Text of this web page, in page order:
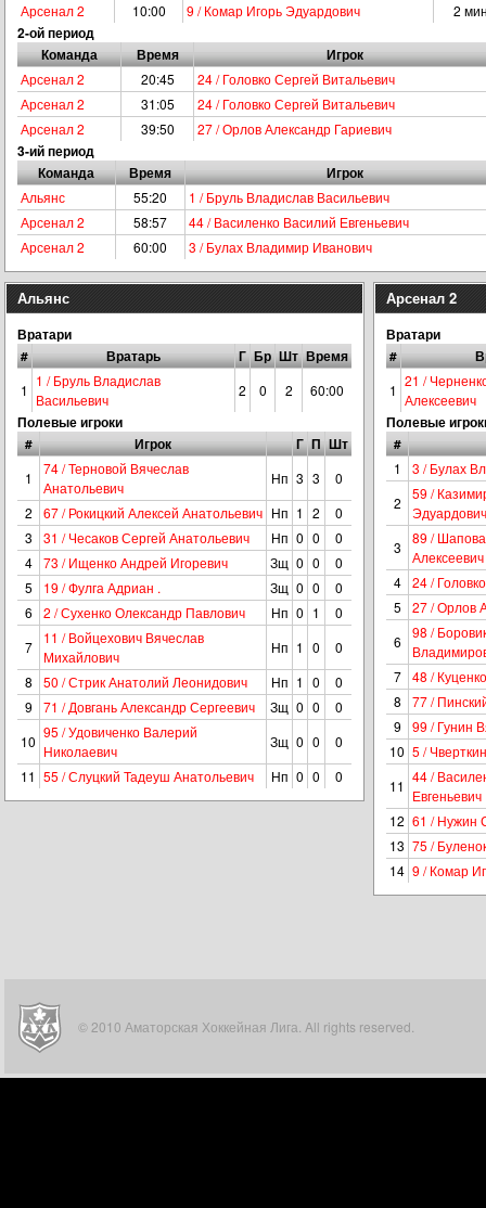
Арсенал 2 10:00 9 / Комар Игорь Эдуардович 2
2-ой период
Команда
Время Игрок
Арсенал 2 20:45
24 / Головко Сергей Витальевич
Арсенал 2
31:05
24 / Головко Сергей Витальевич
Арсенал 2
39:50 27 / Орлов Александр Гариевич
3-ий период
Команда
Время Игрок
Альянс 55:20
1 / Бруль Владислав Васильевич
Арсенал 2
58:57
44 / Василенко Василий Евгеньевич
Арсенал 2
60:00 3 / Булах Владимир Иванович
Альянс
Вратари
#
Вратарь Г Бр Шт Время
1
1 / Бруль Владислав
Васильевич
2 0 2 60:00
Полевые игроки
#
Игрок Г П Шт
1
74 / Терновой Вячеслав
Анатольевич
Нп 3 3
0
2
67 / Рокицкий Алексей Анатольевич Нп 1 2
0
3
31 / Чесаков Сергей Анатольевич Нп 0 0
0
4
73 / Ищенко Андрей Игоревич Зщ 0 0
0
5
19 / Фулга Адриан . Зщ 0 0
0
6
2 / Сухенко Олександр Павлович Нп 0 1
0
7
11 / Войцехович Вячеслав
Михайлович
Нп 1 0
0
8
50 / Стрик Анатолий Леонидович Нп 1 0
0
9
71 / Довгань Александр Сергеевич Зщ 0 0
0
10
95 / Удовиченко Валерий
Николаевич
Зщ 0 0
0
11 55 / Слуцкий Тадеуш Анатольевич Нп 0 0 0
Арсенал 2
Вратари
#
1
21 /
Алексеевич
Полевые
#
1
3 / Булах
2
59 /
Эдуардович
3
89 /
Алексеевич
4
24 /
5
27 / Орлов
6
98 /
7
48 /
8
77 /
9
99 / Гунин
10 5 /
11
44 /
Евгеньевич
12 61 / Нужин
13 75 /
14 9 / Комар
© 2010 Аматорская Хоккейная Лига. All rights reserved.